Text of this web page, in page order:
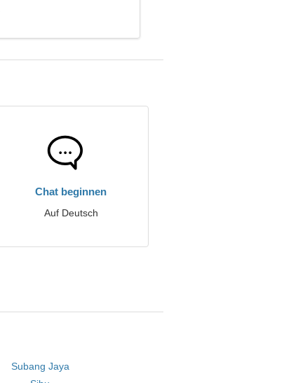
Chat beginnen
Auf Deutsch
Subang Jaya